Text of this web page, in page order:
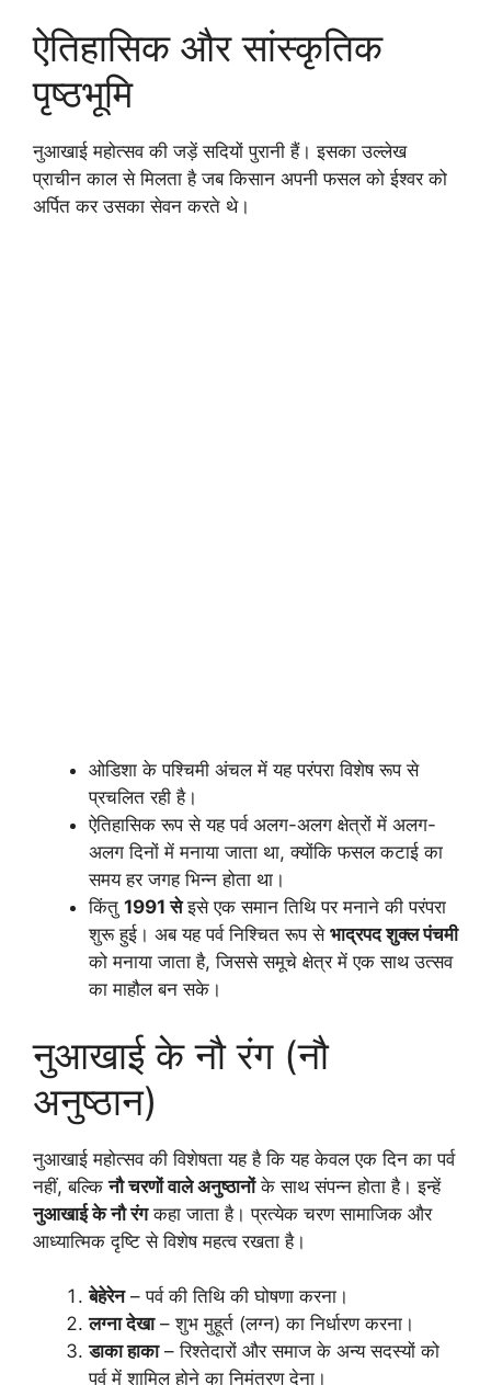
ऐतिहासिक और सांस्कृतिक
पृष्ठभूमि
नुआखाई महोत्सव की जड़ें सदियों पुरानी हैं। इसका उल्लेख
प्राचीन काल से मिलता है जब किसान अपनी फसल को ईश्वर को
अर्पित कर उसका सेवन करते थे।
ओडिशा के पश्चिमी अंचल में यह परंपरा विशेष रूप से
प्रचलित रही है।
ऐतिहासिक रूप से यह पर्व अलग-अलग क्षेत्रों में अलग-
अलग दिनों में मनाया जाता था, क्योंकि फसल कटाई का
समय हर जगह भिन्न होता था।
किंतु 1991 सेइसे एक समान तिथि पर मनाने की परंपरा
शुरू हुई। अब यह पर्व निश्चित रूप से भाद्रपद शुक्ल पंचमी
को मनाया जाता है, जिससे समूचे क्षेत्र में एक साथ उत्सव
का माहौल बन सके।
नुआखाई के नौ रंग (नौ
अनुष्ठान)
नुआखाई महोत्सव की विशेषता यह है कि यह केवल एक दिन का पर्व
नहीं, बल्किनौ चरणों वाले अनुष्ठानोंके साथ संपन्न होता है। इन्हें
नुआखाई के नौ रंगकहा जाता है। प्रत्येक चरण सामाजिक और
आध्यात्मिक दृष्टि से विशेष महत्व रखता है।
बेहेरेन– पर्व की तिथि की घोषणा करना।
लग्ना देखा– शुभ मुहूर्त (लग्न) का निर्धारण करना।
डाका हाका– रिश्तेदारों और समाज के अन्य सदस्यों को
पर्व में शामिल होने का निमंत्रण देना।